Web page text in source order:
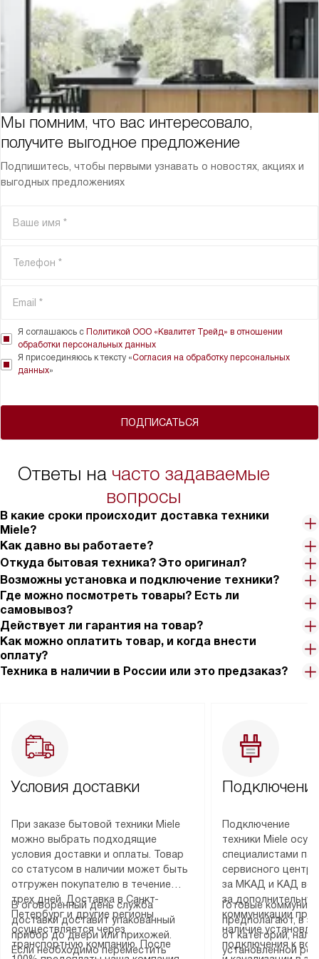
Мы помним, что вас интересовало,
получите выгодное предложение
Подпишитесь, чтобы первыми узнавать о новостях, акциях и
выгодных предложениях
ПОДПИСАТЬСЯ
Я соглашаюсь с Политикой ООО «Квалитет Трейд» в отношении
обработки персональных данных
Я присоединяюсь к тексту «Согласия на обработку персональных
данных»
Ответы на часто задаваемые
вопросы
В какие сроки происходит доставка техники
Miele?
Как давно вы работаете?
Откуда бытовая техника? Это оригинал?
Возможны установка и подключение техники?
Где можно посмотреть товары? Есть ли
самовывоз?
Действует ли гарантия на товар?
Как можно оплатить товар, и когда внести
оплату?
Техника в наличии в России или это предзаказ?
Условия доставки
При заказе бытовой техники Miele
можно выбрать подходящие
условия доставки и оплаты. Товар
со статусом в наличии может быть
отгружен покупателю в течение
трех дней. Доставка в Санкт-
Петербург и другие регионы
осуществляется через
транспортную компанию. После
В оговоренный день служба
доставки доставит упакованный
прибор до двери или прихожей.
Если необходимо переместить
Подключение
техники Miele
специалистами
сервисного
за МКАД и КАД
за
коммуникации
наличие
подключения к
Готовые
предполагают, в
от категории,
установленной